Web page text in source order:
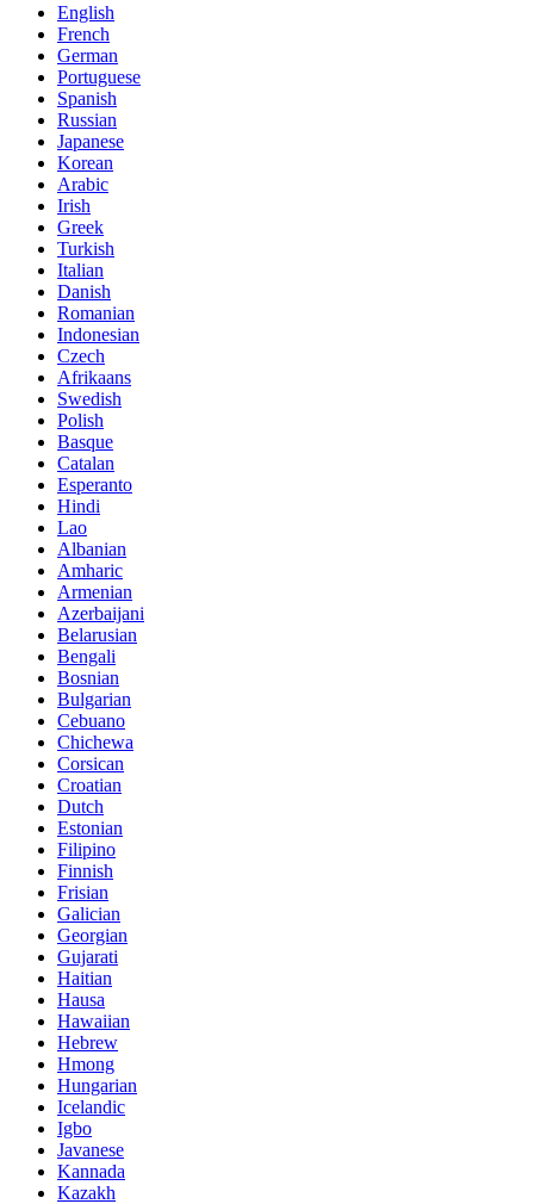
English
French
German
Portuguese
Spanish
Russian
Japanese
Korean
Arabic
Irish
Greek
Turkish
Italian
Danish
Romanian
Indonesian
Czech
Afrikaans
Swedish
Polish
Basque
Catalan
Esperanto
Hindi
Lao
Albanian
Amharic
Armenian
Azerbaijani
Belarusian
Bengali
Bosnian
Bulgarian
Cebuano
Chichewa
Corsican
Croatian
Dutch
Estonian
Filipino
Finnish
Frisian
Galician
Georgian
Gujarati
Haitian
Hausa
Hawaiian
Hebrew
Hmong
Hungarian
Icelandic
Igbo
Javanese
Kannada
Kazakh